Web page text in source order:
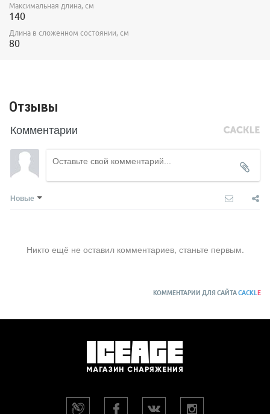
Максимальная длина, см
140
Длина в сложенном состоянии, см
80
Отзывы
Комментарии
Новые
Никто ещё не оставил комментариев, станьте первым.
КОММЕНТАРИИ ДЛЯ САЙТАCACKL E